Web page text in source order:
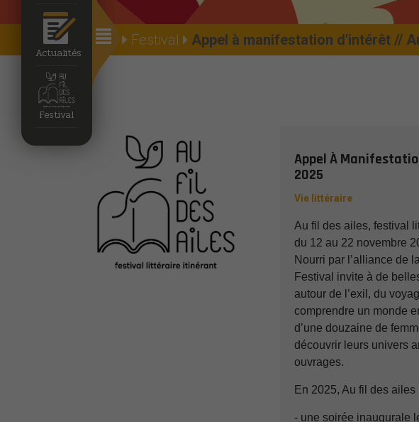
Actualités
Festival
Accueil Festival Appel à manifestation d'intérêt //
Appel À
2025
Vie littéraire
Au fil des ailes, festival
du 12 au 22 novembre
Nourri par l’alliance de
Festival invite à de
autour de l’exil, du
comprendre un monde
d’une douzaine de
découvrir leurs univers
ouvrages.
En 2025, Au fil des
- une soirée inaugurale